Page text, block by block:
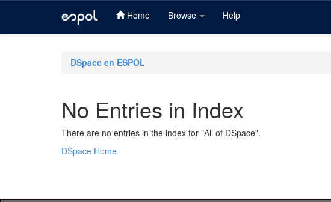
Home Browse Help
DSpace en ESPOL
No Entries in Index
There are no entries in the index for "All of DSpace".
DSpace Home